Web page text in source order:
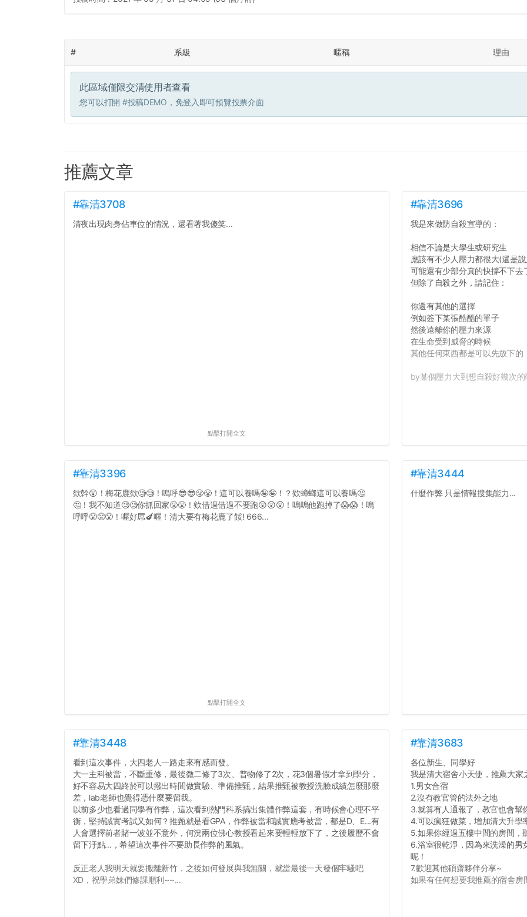
# 系級 暱稱 理由
此區域僅限交清使用者查看
您可以打開 #投稿DEMO ，免登入即可預覽投票介面
推薦文章
#靠清3708
清夜出現肉身佔車位的情況，還看著我傻笑...
點擊打開全文
#靠清3696
我是來做防自殺宣導的：
相信不論是大學生或研究生
應該有不少人壓力都很大(還是
可能還有少部分真的快撐不下去
但除了自殺之外，請記住：
你還有其他的選擇
例如簽下某張酷酷的單子
然後遠離你的壓力來源
在生命受到威脅的時候
其他任何東西都是可以先放下的
by某個壓力大到想自殺好幾次的
#靠清3396
欸幹😲！梅花鹿欸🧐🧐！嗚呼😎😎😤😤！這可以養嗎🤪🤪！？欸蟑螂這可以養嗎🤔
🤔！我不知道🧐🧐你抓回家😤😤！欸借過借過不要跑😲😲😲！嗚嗚他跑掉了😱😱！嗚
呼呼😤😤😤！喔好屌🍆喔！清大要有梅花鹿了餒! 666...
點擊打開全文
#靠清3444
什麼作弊 只是情報搜集能力...
#靠清3448
看到這次事件，大四老人一路走來有感而發。
大一主科被當，不斷重修，最後微二修了3次、普物修了2次，花3個暑假才拿到學分，
好不容易大四終於可以撥出時間做實驗、準備推甄，結果推甄被教授洗臉成績怎麼那麼
差，lab老師也覺得憑什麼要留我。
以前多少也看過同學有作弊，這次看到熱門科系搞出集體作弊這套，有時候會心理不平
衡，堅持誠實考試又如何？推甄就是看GPA，作弊被當和誠實應考被當，都是D、E...有
人會選擇前者賭一波並不意外，何況兩位佛心教授看起來要輕輕放下了，之後履歷不會
留下汙點...，希望這次事件不要助長作弊的風氣。
反正老人我明天就要搬離新竹，之後如何發展與我無關，就當最後一天發個牢騷吧
XD，祝學弟妹們修課順利~~...
#靠清3683
各位新生、同學好
我是清大宿舍小天使，推薦大家
1.男女合宿
2.沒有教官管的法外之地
3.就算有人通報了，教官也會幫
4.可以瘋狂做菜，增加清大升學
5.如果你經過五樓中間的房間，
6.浴室很乾淨，因為來洗澡的男
呢！
7.歡迎其他碩齋夥伴分享~
如果有任何想要我推薦的宿舍房